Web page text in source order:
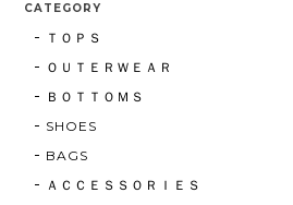
CATEGORY
ＴＯＰＳ
ＯＵＴＥＲＷＥＡＲ
ＢＯＴＴＯＭＳ
SHOES
BAGS
ＡＣＣＥＳＳＯＲＩＥＳ